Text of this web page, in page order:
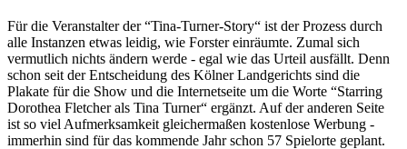
Für die Veranstalter der “Tina-Turner-Story“ ist der Prozess durch
alle Instanzen etwas leidig, wie Forster einräumte. Zumal sich
vermutlich nichts ändern werde - egal wie das Urteil ausfällt. Denn
schon seit der Entscheidung des Kölner Landgerichts sind die
Plakate für die Show und die Internetseite um die Worte “Starring
Dorothea Fletcher als Tina Turner“ ergänzt. Auf der anderen Seite
ist so viel Aufmerksamkeit gleichermaßen kostenlose Werbung -
immerhin sind für das kommende Jahr schon 57 Spielorte geplant.